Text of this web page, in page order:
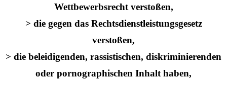
Wettbewerbsrecht verstoßen,
> die gegen das Rechtsdienstleistungsgesetz
verstoßen,
> die beleidigenden, rassistischen, diskriminierenden
oder pornographischen Inhalt haben,